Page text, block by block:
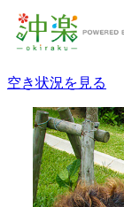
空き状況を見る